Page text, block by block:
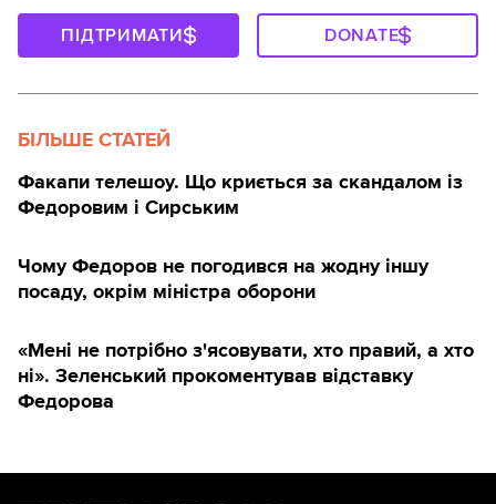
ПІДТРИМАТИ DONATE
БІЛЬШЕ СТАТЕЙ
Факапи телешоу. Що криється за скандалом із
Федоровим і Сирським
Чому Федоров не погодився на жодну іншу
посаду, окрім міністра оборони
«Мені не потрібно з'ясовувати, хто правий, а хто
ні». Зеленський прокоментував відставку
Федорова